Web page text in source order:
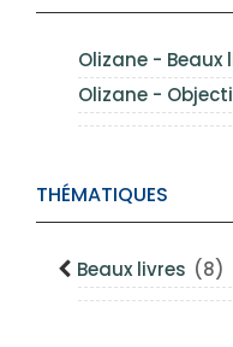
Olizane - Beaux
Olizane -
THÉMATIQUES
Beaux livres (8)